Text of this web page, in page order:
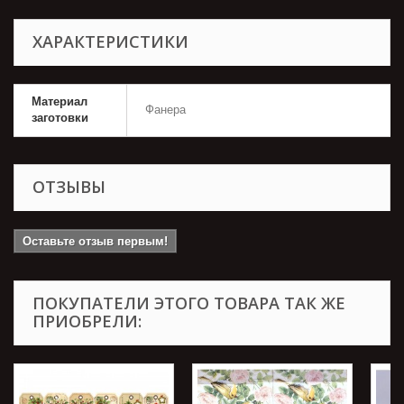
ХАРАКТЕРИСТИКИ
Материал
заготовки
Фанера
ОТЗЫВЫ
Оставьте отзыв первым!
ПОКУПАТЕЛИ ЭТОГО ТОВАРА ТАК ЖЕ
ПРИОБРЕЛИ: